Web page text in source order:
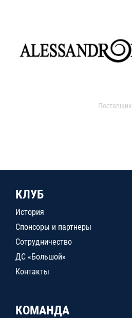
Поставщик
КЛУБ
История
Спонсоры и партнеры
Сотрудничество
ДС «Большой»
Контакты
КОМАНДА